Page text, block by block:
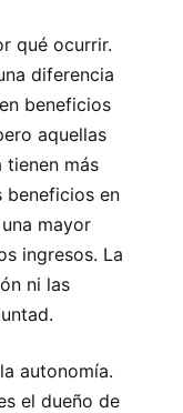
qué ocurrir.
diferencia
beneficios
aquellas
tienen más
beneficios en
mayor
ingresos. La
ni las
autonomía.
el dueño de